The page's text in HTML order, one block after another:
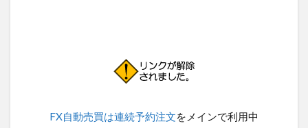
FX自動売買は連続予約注文をメインで利用中